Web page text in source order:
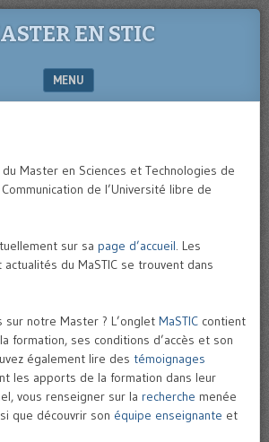
EN STIC
MENU
Master en Sciences et Technologies de
de l’Université libre de
sur sa page d’accueil. Les
du MaSTIC se trouvent dans
sur notre Master ? L’onglet MaSTIC contient
formation, ses conditions d’accès et son
également lire des témoignages
les apports de la formation dans leur
vous renseigner sur la recherche menée
que découvrir son équipe enseignante et